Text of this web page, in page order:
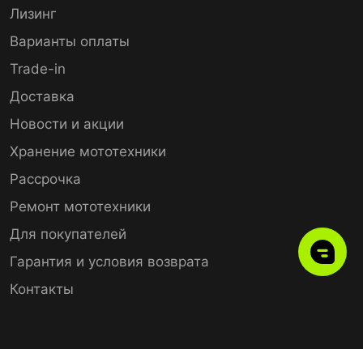
Лизинг
Варианты оплаты
Trade-in
Доставка
Новости и акции
Хранение мототехники
Рассрочка
Ремонт мототехники
Для покупателей
Гарантия и условия возврата
Контакты